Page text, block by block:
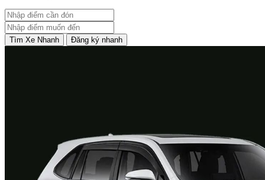
Tìm Xe Nhanh Đăng ký nhanh